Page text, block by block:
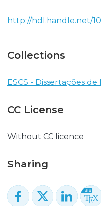
http://hdl.handle.net/
Collections
ESCS - Dissertações de
CC License
Without CC licence
Sharing